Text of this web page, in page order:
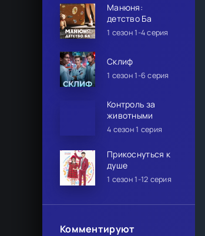
Манюня:
детство Ба
1 сезон 1-4 серия
Склиф
1 сезон 1-6 серия
Контроль за
животными
4 сезон 1 серия
Прикоснуться к
душе
1 сезон 1-12 серия
Комментируют